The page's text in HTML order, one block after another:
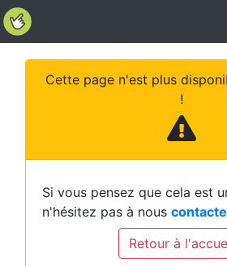
Cette page n'est plus
!
Si vous pensez que cela est
n'hésitez pas à nous
Retour à